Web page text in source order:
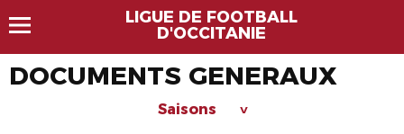
LIGUE DE FOOTBALL
D'OCCITANIE
DOCUMENTS GENERAUX
Saisons >